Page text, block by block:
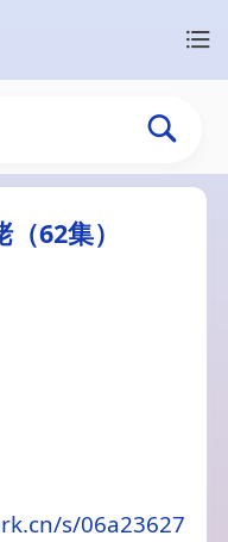
62集）
s/06a23627